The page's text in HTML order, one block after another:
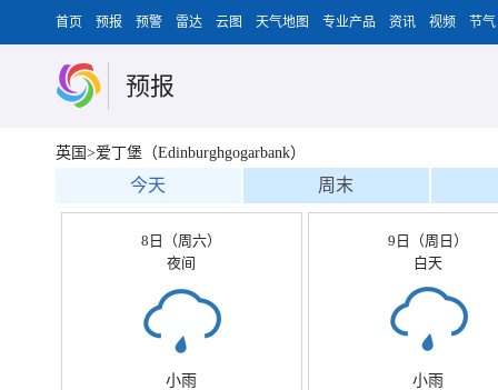
首页 预报 预警 雷达 云图 天气地图 专业产品 资讯 视频 节气
预报
英国>爱丁堡（Edinburghgogarbank）
今天 周末
8日（周六）
夜间
小雨
9日（周日）
白天
小雨